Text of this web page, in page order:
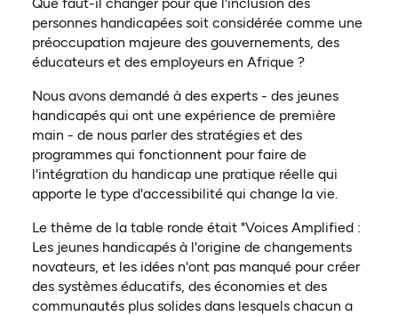
personnes handicapées soit considérée comme une
préoccupation majeure des gouvernements, des
éducateurs et des employeurs en Afrique ?
Nous avons demandé à des experts - des jeunes
handicapés qui ont une expérience de première
main - de nous parler des stratégies et des
programmes qui fonctionnent pour faire de
l'intégration du handicap une pratique réelle qui
apporte le type d'accessibilité qui change la vie.
Le thème de la table ronde était "Voices Amplified :
Les jeunes handicapés à l'origine de changements
novateurs, et les idées n'ont pas manqué pour créer
des systèmes éducatifs, des économies et des
communautés plus solides dans lesquels chacun a